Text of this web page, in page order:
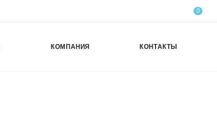
0
КОМПАНИЯ КОНТАКТЫ